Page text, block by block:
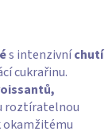
s intenzivníchutí
cukrařinu.
roztíratelnou
okamžitému